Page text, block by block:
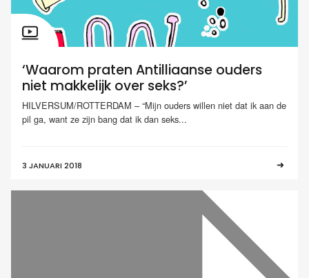
‘Waarom praten Antilliaanse ouders
niet makkelijk over seks?’
HILVERSUM/ROTTERDAM – “Mijn ouders willen niet dat ik aan de
pil ga, want ze zijn bang dat ik dan seks...
3 JANUARI 2018